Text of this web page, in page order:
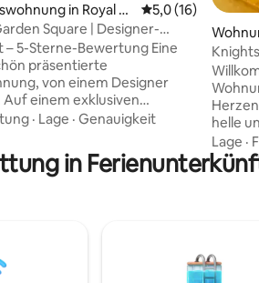
4,96 von 5, 74 Bewertungen
in Royal B
and Che
Durchschnittliche
5,0 (16)
Square | Designer-
Superhost
5-Sterne-Bewertung Eine
präsentierte
von einem Designer
einem exklusiven
Gartenplatz im
Eine der
Adressen Londons.
Flasche Wein, Wasser,
schnelles
· Lage · Genauigkeit
Herzen
helle
einen
hier
Lage ·
in